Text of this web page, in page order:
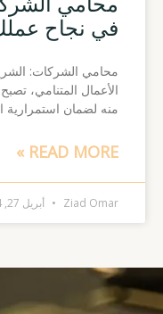
في نجاح
محامي الشركات:
الأعمال المتنامي،
منه لضمان استمرارية
READ MORE »
Ziad Omar أبريل 27, 2024